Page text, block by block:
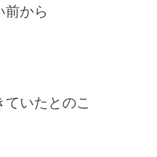
前から
いたとのこ